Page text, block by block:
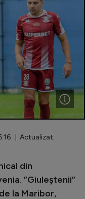
| Actualizat:
din
”Giuleștenii”
la Maribor,